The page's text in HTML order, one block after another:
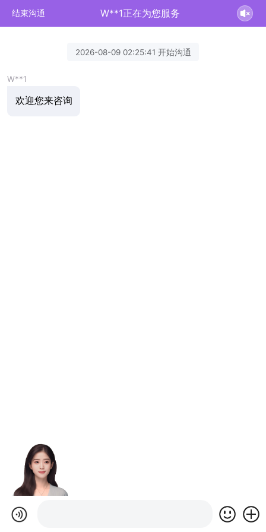
结束沟通 W**1正在为您服务
2026-08-09 02:25:41 开始沟通
W**1
欢迎您来咨询